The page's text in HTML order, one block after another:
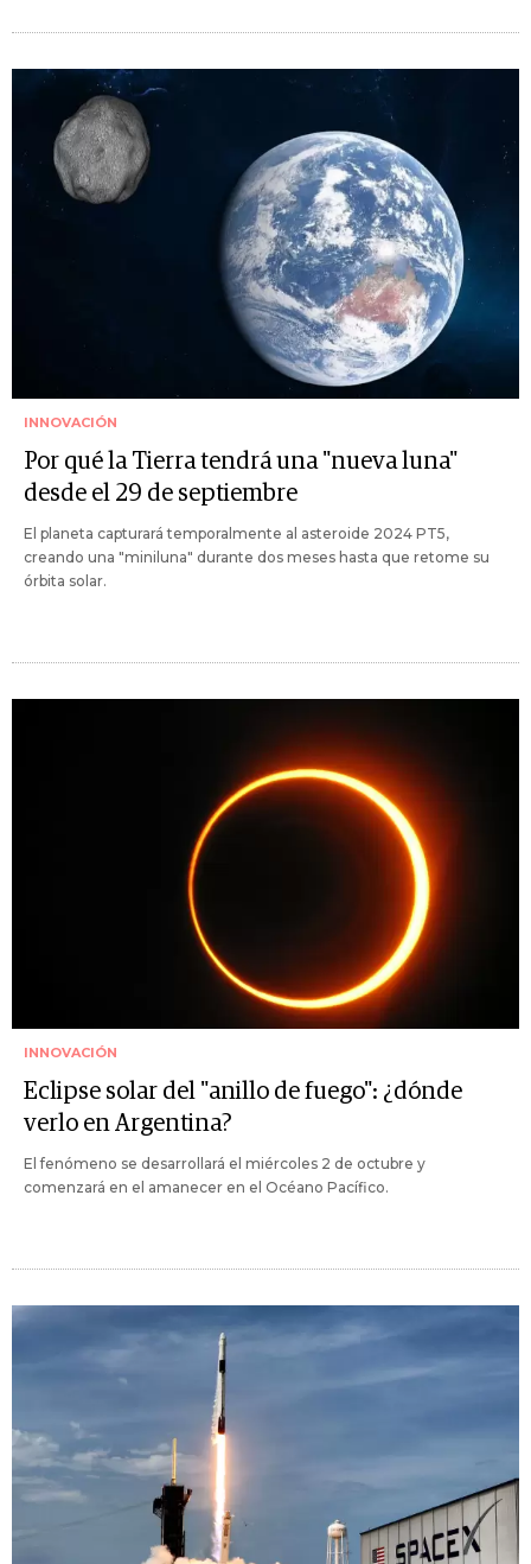
INNOVACIÓN
Por qué la Tierra tendrá una "nueva luna"
desde el 29 de septiembre
El planeta capturará temporalmente al asteroide 2024 PT5,
creando una "miniluna" durante dos meses hasta que retome su
órbita solar.
INNOVACIÓN
Eclipse solar del "anillo de fuego": ¿dónde
verlo en Argentina?
El fenómeno se desarrollará el miércoles 2 de octubre y
comenzará en el amanecer en el Océano Pacífico.